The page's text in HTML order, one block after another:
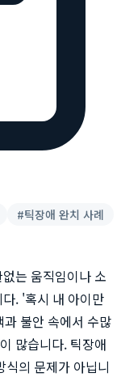
#틱장애 완치 사례
는 움직임이나 소
. '혹시 내 아이만
불안 속에서 수많
많습니다. 틱장애
의 문제가 아닙니